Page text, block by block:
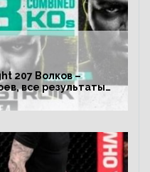
207 Волков –
все результаты